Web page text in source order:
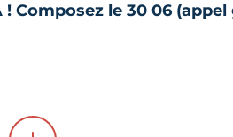
Composez le 30 06